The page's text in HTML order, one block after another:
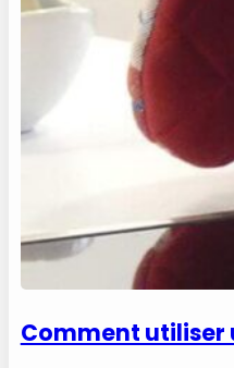
Comment utiliser